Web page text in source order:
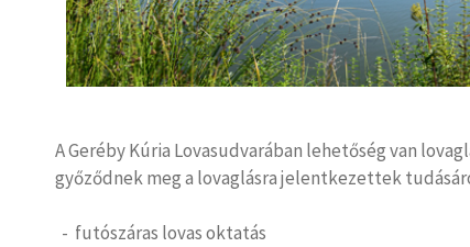
A Geréby Kúria Lovasudvarában lehetőség van
győződnek meg a lovaglásra jelentkezettek
- futószáras lovas oktatás